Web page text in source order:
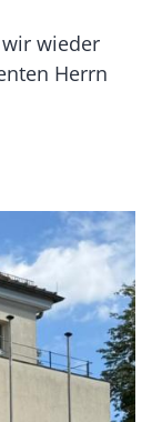
wieder
Herrn